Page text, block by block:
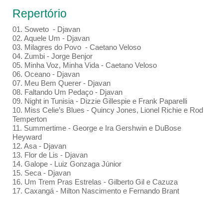
Repertório
01. Soweto - Djavan
02. Aquele Um - Djavan
03. Milagres do Povo - Caetano Veloso
04. Zumbi - Jorge Benjor
05. Minha Voz, Minha Vida - Caetano Veloso
06. Oceano - Djavan
07. Meu Bem Querer - Djavan
08. Faltando Um Pedaço - Djavan
09. Night in Tunisia - Dizzie Gillespie e Frank Paparelli
10. Miss Celie’s Blues - Quincy Jones, Lionel Richie e Rod
Temperton
11. Summertime - George e Ira Gershwin e DuBose
Heyward
12. Asa - Djavan
13. Flor de Lis - Djavan
14. Galope - Luiz Gonzaga Júnior
15. Seca - Djavan
16. Um Trem Pras Estrelas - Gilberto Gil e Cazuza
17. Caxangá - Milton Nascimento e Fernando Brant